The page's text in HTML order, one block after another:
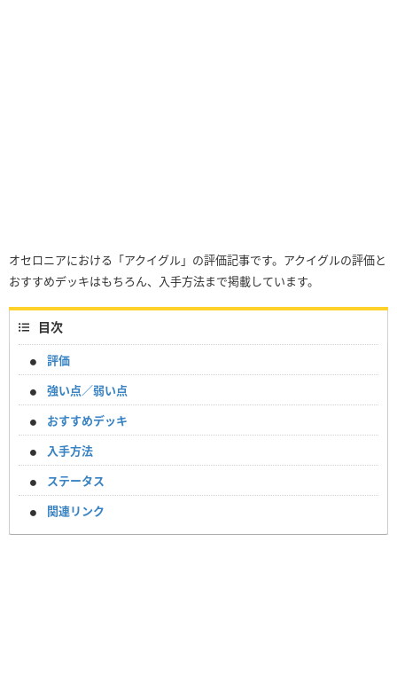
オセロニアにおける「アクイグル」の評価記事です。アクイグルの評価と
おすすめデッキはもちろん、入手方法まで掲載しています。
目次
評価
強い点／弱い点
おすすめデッキ
入手方法
ステータス
関連リンク